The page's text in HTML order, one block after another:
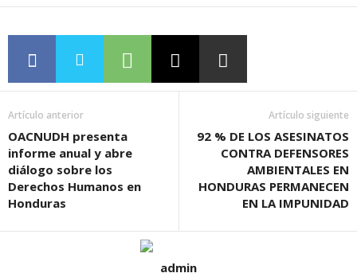
Artículo anterior
OACNUDH presenta
informe anual y abre
diálogo sobre los
Derechos Humanos en
Honduras
Artículo siguiente
92 % DE LOS ASESINATOS
CONTRA DEFENSORES
AMBIENTALES EN
HONDURAS PERMANECEN
EN LA IMPUNIDAD
admin